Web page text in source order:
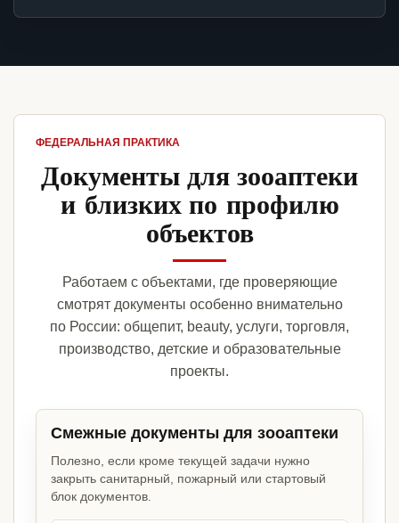
ФЕДЕРАЛЬНАЯ ПРАКТИКА
Документы для зооаптеки
и близких по профилю
объектов
Работаем с объектами, где проверяющие
смотрят документы особенно внимательно
по России: общепит, beauty, услуги, торговля,
производство, детские и образовательные
проекты.
Смежные документы для зооаптеки
Полезно, если кроме текущей задачи нужно
закрыть санитарный, пожарный или стартовый
блок документов.